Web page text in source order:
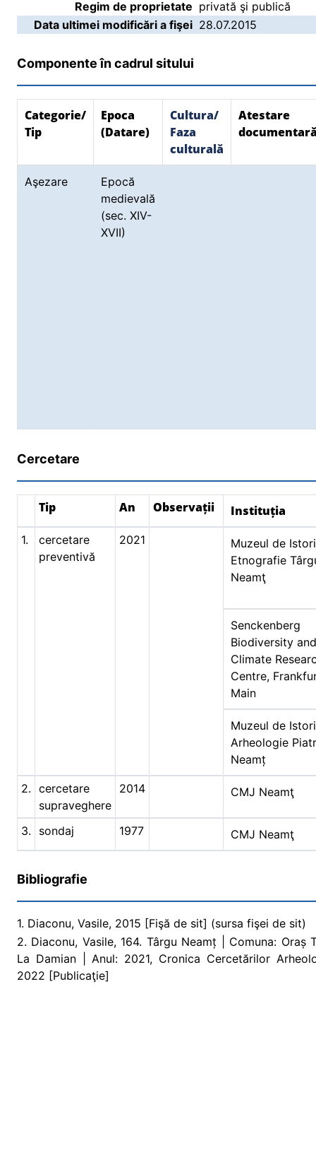
Regim de proprietate privată şi publică
Data ultimei modificări a fişei 28.07.2015
Componente în cadrul sitului
Categorie/
Tip
Epoca
(Datare)
Cultura/
Faza
culturală
Atestare
Aşezare
Epocă
medievală
(sec. XIV-
XVII)
Cercetare
Tip An Observații Instituția
1.
cercetare
preventivă
2021
Muzeul de
Etnografie
Neamţ
Senckenberg
Biodiversity and
Climate
Centre,
Main
Muzeul de
Arheologie
Neamț
2. cercetare
supraveghere
2014 CMJ Neamţ
3. sondaj 1977 CMJ Neamţ
Bibliografie
1. Diaconu, Vasile, 2015 [Fişă de sit] (sursa fişei de sit)
2. Diaconu, Vasile, 164. Târgu Neamț | Comuna:
La Damian | Anul: 2021, Cronica Cercetărilor
2022 [Publicaţie]